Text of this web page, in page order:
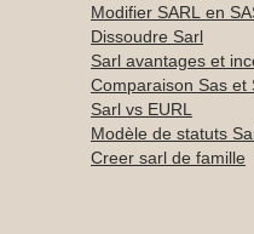
Modifier SARL en
Dissoudre Sarl
Sarl avantages et
Comparaison Sas et
Sarl vs EURL
Modèle de statuts
Creer sarl de famille